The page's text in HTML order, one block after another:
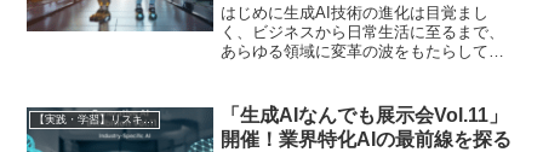
はじめに生成AI技術の進化は目覚まし
く、ビジネスから日常生活に至るまで、
あらゆる領域に変革の波をもたらしてい
するための機会は、これまで以上に重要
性を増しています。特に、...
【実践・学習】リスキリング成功ガイド（スクール・講座比較）
「生成AIなんでも展示会Vol.11」
開催！業界特化AIの最前線を探る